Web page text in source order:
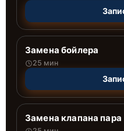
Замена бойлера
25 мин
Замена клапана пара